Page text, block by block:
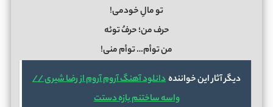
تو مالِ خودمی!
حرف من؛ حرفُ توئه
من توأم… توأم منی!
دیگر آثار این خوانندهدانلود آهنگ آروم آروم از رضا شیری //
واسه ساختنم بازه دستت